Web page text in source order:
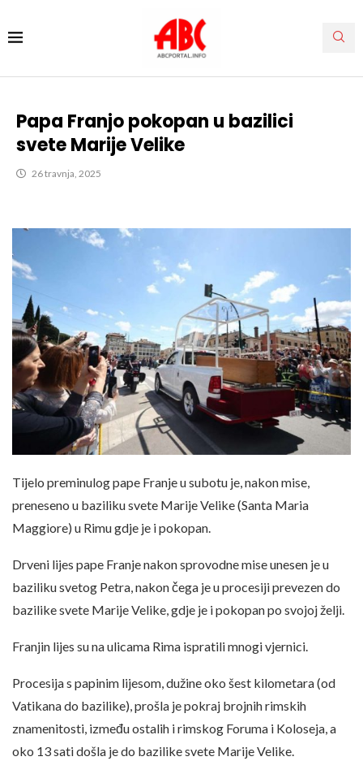
Papa Franjo pokopan u bazilici
svete Marije Velike
26 travnja, 2025
Tijelo preminulog pape Franje u subotu je, nakon mise,
preneseno u baziliku svete Marije Velike (Santa Maria
Maggiore) u Rimu gdje je i pokopan.
Drveni lijes pape Franje nakon sprovodne mise unesen je u
baziliku svetog Petra, nakon čega je u procesiji prevezen do
bazilike svete Marije Velike, gdje je i pokopan po svojoj želji.
Franjin lijes su na ulicama Rima ispratili mnogi vjernici.
Procesija s papinim lijesom, dužine oko šest kilometara (od
Vatikana do bazilike), prošla je pokraj brojnih rimskih
znamenitosti, između ostalih i rimskog Foruma i Koloseja, a
oko 13 sati došla je do bazilike svete Marije Velike.